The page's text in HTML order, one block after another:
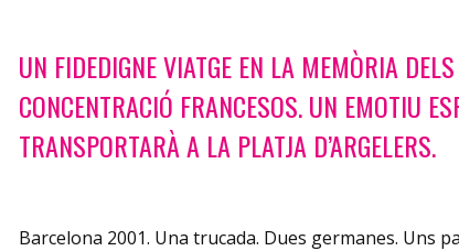
UN FIDEDIGNE VIATGE EN LA MEMÒRIA
CONCENTRACIÓ FRANCESOS. UN EMOTIU
TRANSPORTARÀ A LA PLATJA D’ARGELERS.
Barcelona 2001. Una trucada. Dues germanes. Uns